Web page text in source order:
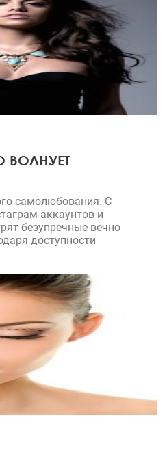
ВОЛНУЕТ
самолюбования. С
аккаунтов и
безупречные вечно
доступности